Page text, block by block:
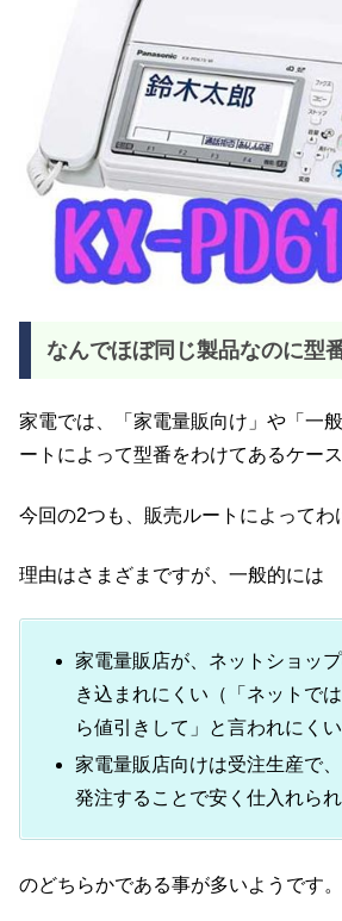
なんでほぼ同じ製品なのに型
家電では、「家電量販向け」や「一
ートによって型番をわけてあるケース
今回の2つも、販売ルートによってわ
理由はさまざまですが、一般的には
家電量販店が、ネットショッ
き込まれにくい（「ネットで
ら値引きして」と言われにくい
家電量販店向けは受注生産で
発注することで安く仕入れら
のどちらかである事が多いようです。